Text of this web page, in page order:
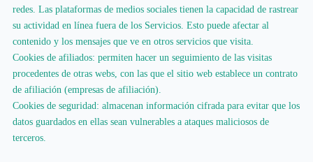
redes. Las plataformas de medios sociales tienen la capacidad de rastrear
su actividad en línea fuera de los Servicios. Esto puede afectar al
contenido y los mensajes que ve en otros servicios que visita.
Cookies de afiliados: permiten hacer un seguimiento de las visitas
procedentes de otras webs, con las que el sitio web establece un contrato
de afiliación (empresas de afiliación).
Cookies de seguridad: almacenan información cifrada para evitar que los
datos guardados en ellas sean vulnerables a ataques maliciosos de
terceros.